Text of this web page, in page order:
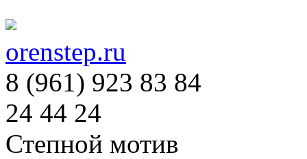
orenstep.ru
8 (961) 923 83 84
24 44 24
Степной мотив